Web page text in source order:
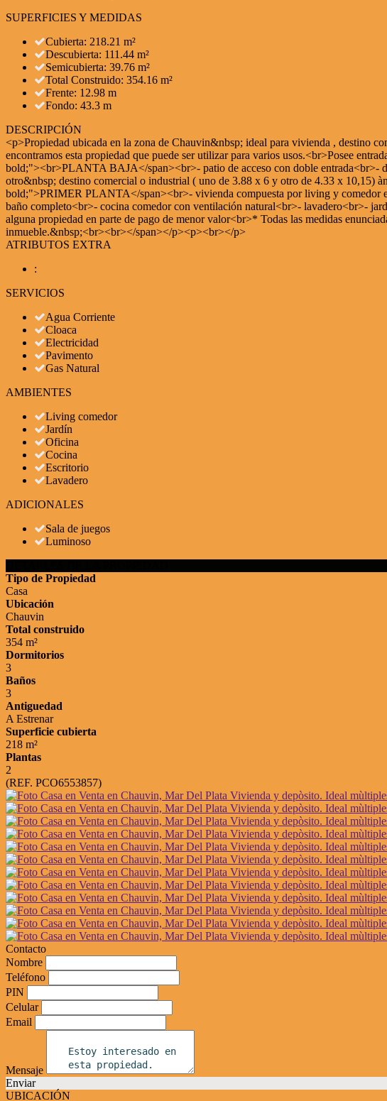
SUPERFICIES Y MEDIDAS
Cubierta: 218.21 m²
Descubierta: 111.44 m²
Semicubierta: 39.76 m²
Total Construido: 354.16 m²
Frente: 12.98 m
Fondo: 43.3 m
DESCRIPCIÓN
<p>Propiedad ubicada en la zona de Chauvin&nbsp; ideal para vivienda , destino
encontramos esta propiedad que puede ser utilizar para varios usos.<br>Posee
bold;"><br>PLANTA BAJA</span><br>- patio de acceso con doble entrada<br>-
otro&nbsp; destino comercial o industrial ( uno de 3.88 x 6 y otro de 4.33 x 10,15)
bold;">PRIMER PLANTA</span><br>- vivienda compuesta por living y comedor
baño completo<br>- cocina comedor con ventilación natural<br>- lavadero<br>-
alguna propiedad en parte de pago de menor valor<br>* Todas las medidas
inmueble.&nbsp;<br><br></span></p><p><br></p>
ATRIBUTOS EXTRA
:
SERVICIOS
Agua Corriente
Cloaca
Electricidad
Pavimento
Gas Natural
AMBIENTES
Living comedor
Jardín
Oficina
Cocina
Escritorio
Lavadero
ADICIONALES
Sala de juegos
Luminoso
Tipo de Propiedad
Casa
Ubicación
Chauvin
Total construido
354 m²
Dormitorios
3
Baños
3
Antiguedad
A Estrenar
Superficie cubierta
218 m²
Plantas
2
(REF. PCO6553857)
Contacto
Nombre
Teléfono
PIN
Celular
Email
Mensaje
Enviar
UBICACIÓN